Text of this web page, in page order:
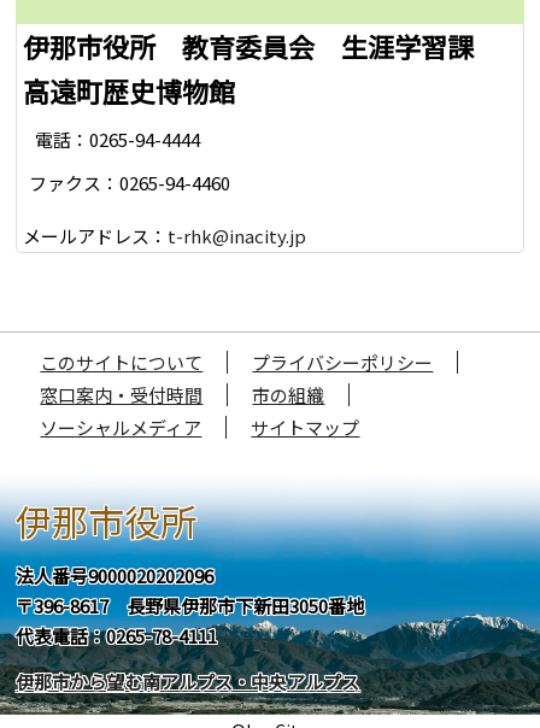
伊那市役所 教育委員会 生涯学習課
高遠町歴史博物館
電話：0265-94-4444
ファクス：0265-94-4460
メールアドレス： t-rhk@inacity.jp
このサイトについて
プライバシーポリシー
窓口案内・受付時間
市の組織
ソーシャルメディア
サイトマップ
伊那市役所
法人番号9000020202096
〒396-8617 長野県伊那市下新田3050番地
代表電話：0265-78-4111
伊那市から望む南アルプス・中央アルプス